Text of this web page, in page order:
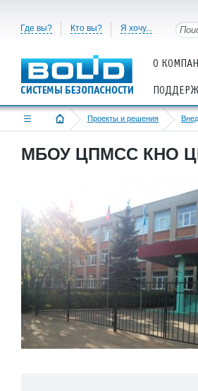
Где вы? Кто вы? Я хочу...
О
Проекты и решения
МБОУ ЦПМСС КНО